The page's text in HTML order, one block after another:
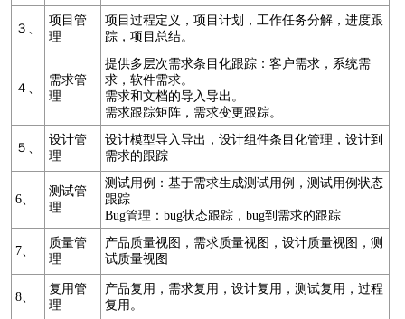
３、
项目管
理
项目过程定义，项目计划，工作任务分解，进度跟
踪，项目总结。
４、
需求管
理
提供多层次需求条目化跟踪：客户需求，系统需
求，软件需求。
需求和文档的导入导出。
需求跟踪矩阵，需求变更跟踪。
５、
设计管
理
设计模型导入导出，设计组件条目化管理，设计到
需求的跟踪
6、
测试管
理
测试用例：基于需求生成测试用例，测试用例状态
跟踪
Bug管理：bug状态跟踪，bug到需求的跟踪
7、
质量管
理
产品质量视图，需求质量视图，设计质量视图，测
试质量视图
8、
复用管
理
产品复用，需求复用，设计复用，测试复用，过程
复用。